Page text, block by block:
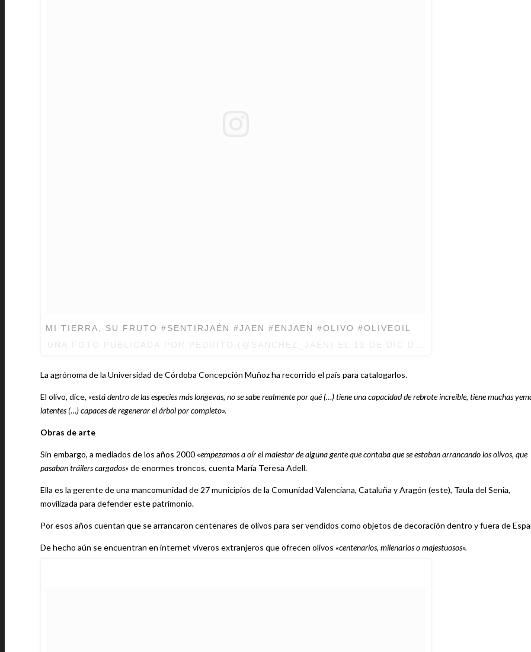
MI TIERRA, SU FRUTO #SENTIRJAÉN #JAEN #ENJAEN #OLIVO #OLIVEOIL
La agrónoma de la Universidad de Córdoba Concepción Muñoz ha recorrido el país para catalogarlos.
El olivo, dice, «está dentro de las especies más longevas, no se sabe realmente por qué (…) tiene una capacidad de rebrote increíble, tiene muchas
latentes (…) capaces de regenerar el árbol por completo».
Obras de arte
Sin embargo, a mediados de los años 2000 «empezamos a oír el malestar de alguna gente que contaba que se estaban arrancando los olivos, que
pasaban tráilers cargados»de enormes troncos, cuenta María Teresa Adell.
Ella es la gerente de una mancomunidad de 27 municipios de la Comunidad Valenciana, Cataluña y Aragón (este), Taula del Senia,
movilizada para defender este patrimonio.
Por esos años cuentan que se arrancaron centenares de olivos para ser vendidos como objetos de decoración dentro y fuera de
De hecho aún se encuentran en internet viveros extranjeros que ofrecen olivos «centenarios, milenarios o majestuosos».